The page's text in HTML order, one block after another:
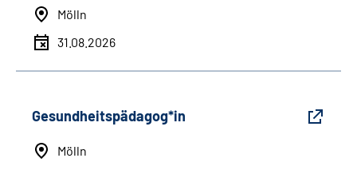
Mölln
31.08.2026
Gesundheitspädagog*in
Mölln